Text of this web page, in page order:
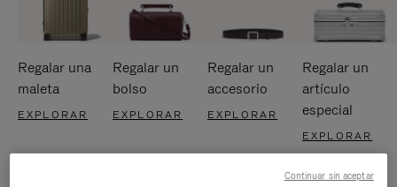
Regalar una
maleta
EXPLORAR
Regalar un
bolso
EXPLORAR
Regalar un
accesorio
EXPLORAR
Regalar un
artículo
especial
EXPLORAR
Continuar sin aceptar